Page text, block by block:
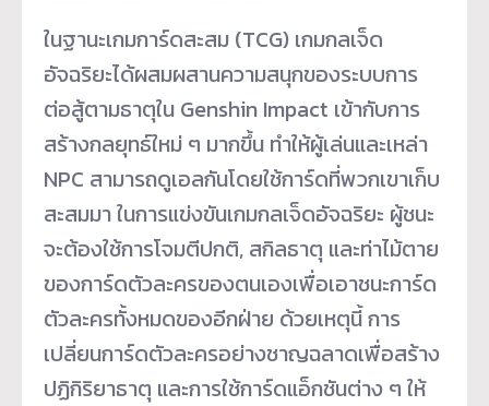
ในฐานะเกมการ์ดสะสม (TCG) เกมกลเจ็ด
อัจฉริยะได้ผสมผสานความสนุกของระบบการ
ต่อสู้ตามธาตุใน Genshin Impact เข้ากับการ
สร้างกลยุทธ์ใหม่ ๆ มากขึ้น ทำให้ผู้เล่นและเหล่า
NPC สามารถดูเอลกันโดยใช้การ์ดที่พวกเขาเก็บ
สะสมมา ในการแข่งขันเกมกลเจ็ดอัจฉริยะ ผู้ชนะ
จะต้องใช้การโจมตีปกติ, สกิลธาตุ และท่าไม้ตาย
ของการ์ดตัวละครของตนเองเพื่อเอาชนะการ์ด
ตัวละครทั้งหมดของอีกฝ่าย ด้วยเหตุนี้ การ
เปลี่ยนการ์ดตัวละครอย่างชาญฉลาดเพื่อสร้าง
ปฏิกิริยาธาตุ และการใช้การ์ดแอ็กชันต่าง ๆ ให้